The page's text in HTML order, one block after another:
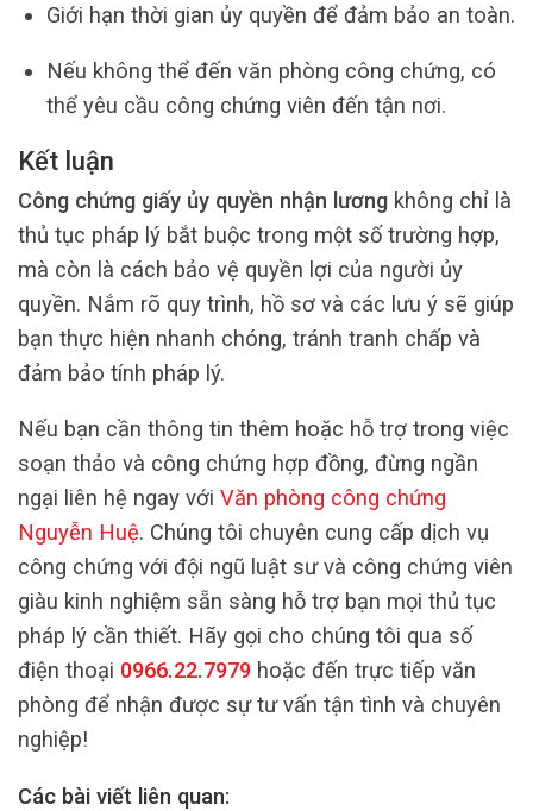
Giới hạn thời gian ủy quyền để đảm bảo an toàn.
Nếu không thể đến văn phòng công chứng, có
thể yêu cầu công chứng viên đến tận nơi.
Kết luận
Công chứng giấy ủy quyền nhận lương không chỉ là
thủ tục pháp lý bắt buộc trong một số trường hợp,
mà còn là cách bảo vệ quyền lợi của người ủy
quyền. Nắm rõ quy trình, hồ sơ và các lưu ý sẽ giúp
bạn thực hiện nhanh chóng, tránh tranh chấp và
đảm bảo tính pháp lý.
Nếu bạn cần thông tin thêm hoặc hỗ trợ trong việc
soạn thảo và công chứng hợp đồng, đừng ngần
ngại liên hệ ngay với Văn phòng công chứng
Nguyễn Huệ. Chúng tôi chuyên cung cấp dịch vụ
công chứng với đội ngũ luật sư và công chứng viên
giàu kinh nghiệm sẵn sàng hỗ trợ bạn mọi thủ tục
pháp lý cần thiết. Hãy gọi cho chúng tôi qua số
điện thoại 0966.22.7979 hoặc đến trực tiếp văn
phòng để nhận được sự tư vấn tận tình và chuyên
nghiệp!
Các bài viết liên quan: